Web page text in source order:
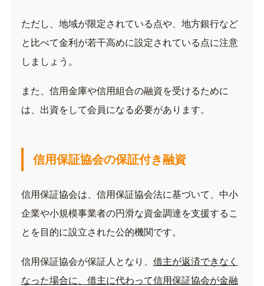
ただし、地域が限定されている点や、地方銀行など
と比べて金利が若干高めに設定されている点に注意
しましょう。
また、信用金庫や信用組合の融資を受けるために
は、出資をして会員になる必要があります。
信用保証協会の保証付き融資
信用保証協会は、信用保証協会法に基づいて、中小
企業や小規模事業者の円滑な資金調達を支援するこ
とを目的に設立された公的機関です。
信用保証協会が保証人となり、 借主が返済できなく
なった場合に、借主に代わって信用保証協会が金融